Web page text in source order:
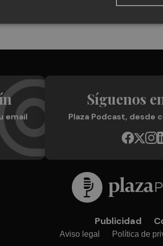
email
Síguenos
Plaza Podcast, desde
Publicidad
Aviso legal Política de